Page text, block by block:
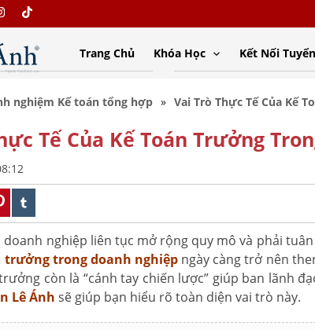
Trang Chủ Khóa Học Kết Nối
nghiệm Kế toán tổng hợp Vai Trò Thực Tế Của Kế
Tế Của Kế Toán Trưởng
nghiệp liên tục mở rộng quy mô và phải
trưởng trong doanh nghiệpngày càng trở nên
còn là “cánh tay chiến lược” giúp ban lãnh
Lê Ánh sẽ giúp bạn hiểu rõ toàn diện vai trò này.